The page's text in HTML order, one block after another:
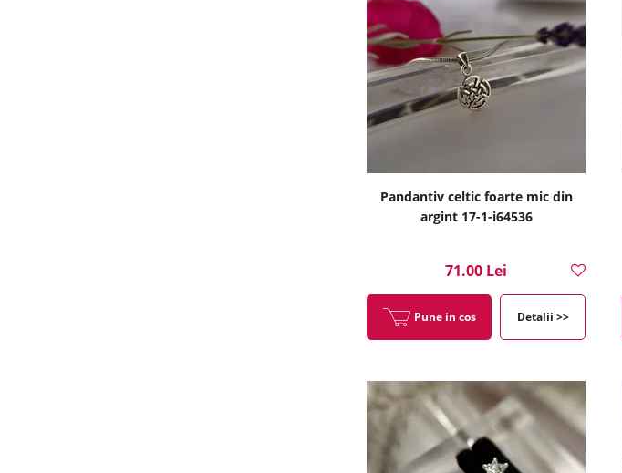
Pandantiv celtic foarte mic din
argint 17-1-i64536
71.00 Lei
Pune in cos Detalii >>